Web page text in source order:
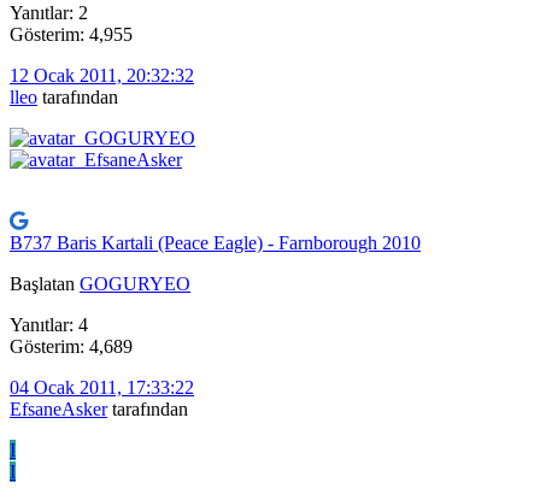
Yanıtlar: 2
Gösterim: 4,955
12 Ocak 2011, 20:32:32
lleo tarafından
B737 Baris Kartali (Peace Eagle) - Farnborough 2010
Başlatan GOGURYEO
Yanıtlar: 4
Gösterim: 4,689
04 Ocak 2011, 17:33:22
EfsaneAskertarafından
I
I